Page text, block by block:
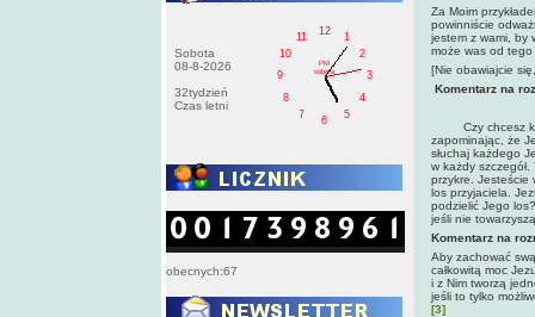
Sobota
08-8-2026
32tydzień
Czas letni
1
2
3
4
5
6
7
8
9
10
11
12
PM
sobota
obecnych:67
Za Moim
powinniście
jestem z wami, by
może was od tego
[Nie obawiajcie
Komentarz na
Czy chcesz
zapominając, że
słuchaj każdego
w każdy
przykre. Jesteście
los przyjaciela.
podzielić Jego
jeśli nie
Komentarz na
Aby zachować
całkowitą moc
i z Nim tworzą
jeśli to tylko
[3]